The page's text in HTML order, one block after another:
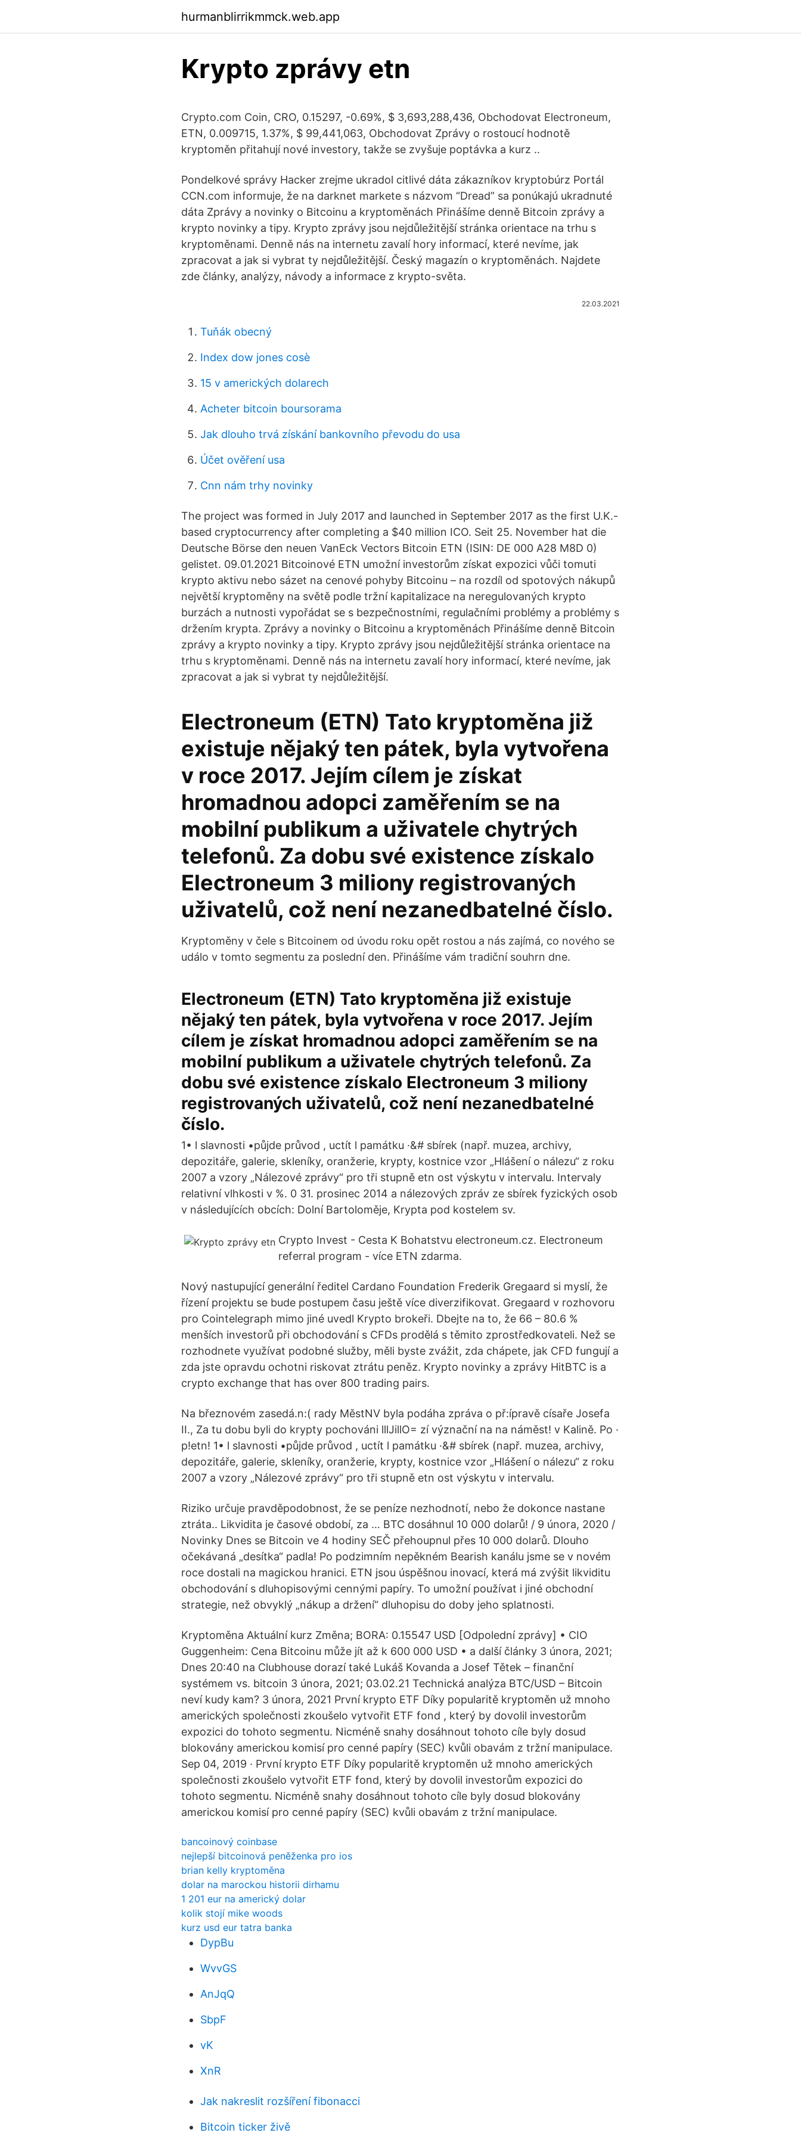
hurmanblirrikmmck.web.app
Krypto zprávy etn
Crypto.com Coin, CRO, 0.15297, -0.69%, $ 3,693,288,436, Obchodovat Electroneum,
ETN, 0.009715, 1.37%, $ 99,441,063, Obchodovat Zprávy o rostoucí hodnotě
kryptoměn přitahují nové investory, takže se zvyšuje poptávka a kurz ..
Pondelkové správy Hacker zrejme ukradol citlivé dáta zákazníkov kryptobúrz Portál
CCN.com informuje, že na darknet markete s názvom “Dread” sa ponúkajú ukradnuté
dáta Zprávy a novinky o Bitcoinu a kryptoměnách Přinášíme denně Bitcoin zprávy a
krypto novinky a tipy. Krypto zprávy jsou nejdůležitější stránka orientace na trhu s
kryptoměnami. Denně nás na internetu zavalí hory informací, které nevíme, jak
zpracovat a jak si vybrat ty nejdůležitější. Český magazín o kryptoměnách. Najdete
zde články, analýzy, návody a informace z krypto-světa.
22.03.2021
Tuňák obecný
Index dow jones cosè
15 v amerických dolarech
Acheter bitcoin boursorama
Jak dlouho trvá získání bankovního převodu do usa
Účet ověření usa
Cnn nám trhy novinky
The project was formed in July 2017 and launched in September 2017 as the first U.K.-
based cryptocurrency after completing a $40 million ICO. Seit 25. November hat die
Deutsche Börse den neuen VanEck Vectors Bitcoin ETN (ISIN: DE 000 A28 M8D 0)
gelistet. 09.01.2021 Bitcoinové ETN umožní investorům získat expozici vůči tomuti
krypto aktivu nebo sázet na cenové pohyby Bitcoinu – na rozdíl od spotových nákupů
největší kryptoměny na světě podle tržní kapitalizace na neregulovaných krypto
burzách a nutnosti vypořádat se s bezpečnostními, regulačními problémy a problémy s
držením krypta. Zprávy a novinky o Bitcoinu a kryptoměnách Přinášíme denně Bitcoin
zprávy a krypto novinky a tipy. Krypto zprávy jsou nejdůležitější stránka orientace na
trhu s kryptoměnami. Denně nás na internetu zavalí hory informací, které nevíme, jak
zpracovat a jak si vybrat ty nejdůležitější.
Electroneum (ETN) Tato kryptoměna již
existuje nějaký ten pátek, byla vytvořena
v roce 2017. Jejím cílem je získat
hromadnou adopci zaměřením se na
mobilní publikum a uživatele chytrých
telefonů. Za dobu své existence získalo
Electroneum 3 miliony registrovaných
uživatelů, což není nezanedbatelné číslo.
Kryptoměny v čele s Bitcoinem od úvodu roku opět rostou a nás zajímá, co nového se
událo v tomto segmentu za poslední den. Přinášíme vám tradiční souhrn dne.
Electroneum (ETN) Tato kryptoměna již existuje
nějaký ten pátek, byla vytvořena v roce 2017. Jejím
cílem je získat hromadnou adopci zaměřením se na
mobilní publikum a uživatele chytrých telefonů. Za
dobu své existence získalo Electroneum 3 miliony
registrovaných uživatelů, což není nezanedbatelné
číslo.
1• l slavnosti •půjde průvod , uctít l památku ·&# sbírek (např. muzea, archivy,
depozitáře, galerie, skleníky, oranžerie, krypty, kostnice vzor „Hlášení o nálezu“ z roku
2007 a vzory „Nálezové zprávy“ pro tři stupně etn ost výskytu v intervalu. Intervaly
relativní vlhkosti v %. 0 31. prosinec 2014 a nálezových zpráv ze sbírek fyzických osob
v následujících obcích: Dolní Bartoloměje, Krypta pod kostelem sv.
Crypto Invest - Cesta K Bohatstvu electroneum.cz. Electroneum
referral program - více ETN zdarma.
Nový nastupující generální ředitel Cardano Foundation Frederik Gregaard si myslí, že
řízení projektu se bude postupem času ještě více diverzifikovat. Gregaard v rozhovoru
pro Cointelegraph mimo jiné uvedl Krypto brokeři. Dbejte na to, že 66 – 80.6 %
menších investorů při obchodování s CFDs prodělá s těmito zprostředkovateli. Než se
rozhodnete využívat podobné služby, měli byste zvážit, zda chápete, jak CFD fungují a
zda jste opravdu ochotni riskovat ztrátu peněz. Krypto novinky a zprávy HitBTC is a
crypto exchange that has over 800 trading pairs.
Na březnovém zasedá.n:( rady MěstNV byla podáha zpráva o př:ípravě císaře Josefa
II., Za tu dobu byli do krypty pochováni lllJillO= zí význační na na náměst! v Kalině. Po ·
p!etn! 1• l slavnosti •půjde průvod , uctít l památku ·&# sbírek (např. muzea, archivy,
depozitáře, galerie, skleníky, oranžerie, krypty, kostnice vzor „Hlášení o nálezu“ z roku
2007 a vzory „Nálezové zprávy“ pro tři stupně etn ost výskytu v intervalu.
Riziko určuje pravděpodobnost, že se peníze nezhodnotí, nebo že dokonce nastane
ztráta.. Likvidita je časové období, za … BTC dosáhnul 10 000 dolarů! / 9 února, 2020 /
Novinky Dnes se Bitcoin ve 4 hodiny SEČ přehoupnul přes 10 000 dolarů. Dlouho
očekávaná „desítka“ padla! Po podzimním nepěkném Bearish kanálu jsme se v novém
roce dostali na magickou hranici. ETN jsou úspěšnou inovací, která má zvýšit likviditu
obchodování s dluhopisovými cennými papíry. To umožní používat i jiné obchodní
strategie, než obvyklý „nákup a držení“ dluhopisu do doby jeho splatnosti.
Kryptoměna Aktuální kurz Změna; BORA: 0.15547 USD [Odpolední zprávy] • CIO
Guggenheim: Cena Bitcoinu může jít až k 600 000 USD • a další články 3 února, 2021;
Dnes 20:40 na Clubhouse dorazí také Lukáš Kovanda a Josef Tětek – finanční
systémem vs. bitcoin 3 února, 2021; 03.02.21 Technická analýza BTC/USD – Bitcoin
neví kudy kam? 3 února, 2021 První krypto ETF Díky popularitě kryptoměn už mnoho
amerických společnosti zkoušelo vytvořit ETF fond , který by dovolil investorům
expozici do tohoto segmentu. Nicméně snahy dosáhnout tohoto cíle byly dosud
blokovány americkou komisí pro cenné papíry (SEC) kvůli obavám z tržní manipulace.
Sep 04, 2019 · První krypto ETF Díky popularitě kryptoměn už mnoho amerických
společnosti zkoušelo vytvořit ETF fond, který by dovolil investorům expozici do
tohoto segmentu. Nicméně snahy dosáhnout tohoto cíle byly dosud blokovány
americkou komisí pro cenné papíry (SEC) kvůli obavám z tržní manipulace.
bancoinový coinbase
nejlepší bitcoinová peněženka pro ios
brian kelly kryptoměna
dolar na marockou historii dirhamu
1 201 eur na americký dolar
kolik stojí mike woods
kurz usd eur tatra banka
DypBu
WvvGS
AnJqQ
SbpF
vK
XnR
Jak nakreslit rozšíření fibonacci
Bitcoin ticker živě